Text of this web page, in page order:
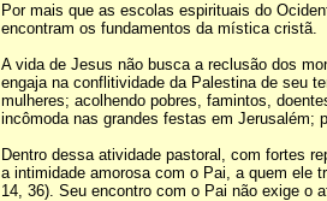
Por mais que as escolas espirituais do
encontram os fundamentos da mística cristã.
A vida de Jesus não busca a reclusão dos
engaja na conflitividade da Palestina de seu
mulheres; acolhendo pobres, famintos,
incômoda nas grandes festas em Jerusalém;
Dentro dessa atividade pastoral, com fortes
a intimidade amorosa com o Pai, a quem ele
14, 36). Seu encontro com o Pai não exige o